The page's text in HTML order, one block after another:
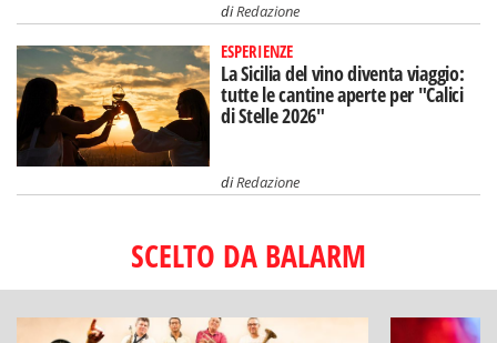
diRedazione
ESPERIENZE
La Sicilia del vino diventa viaggio:
tutte le cantine aperte per "Calici
di Stelle 2026"
diRedazione
SCELTO DA BALARM